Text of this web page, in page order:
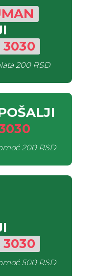
3030
200 RSD
200 RSD
3030
500 RSD